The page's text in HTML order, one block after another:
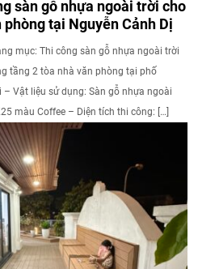
sàn gỗ nhựa ngoài trời cho
phòng tại Nguyễn Cảnh Dị
mục: Thi công sàn gỗ nhựa ngoài trời
tầng 2 tòa nhà văn phòng tại phố
– Vật liệu sử dụng: Sàn gỗ nhựa ngoài
màu Coffee – Diện tích thi công: […]